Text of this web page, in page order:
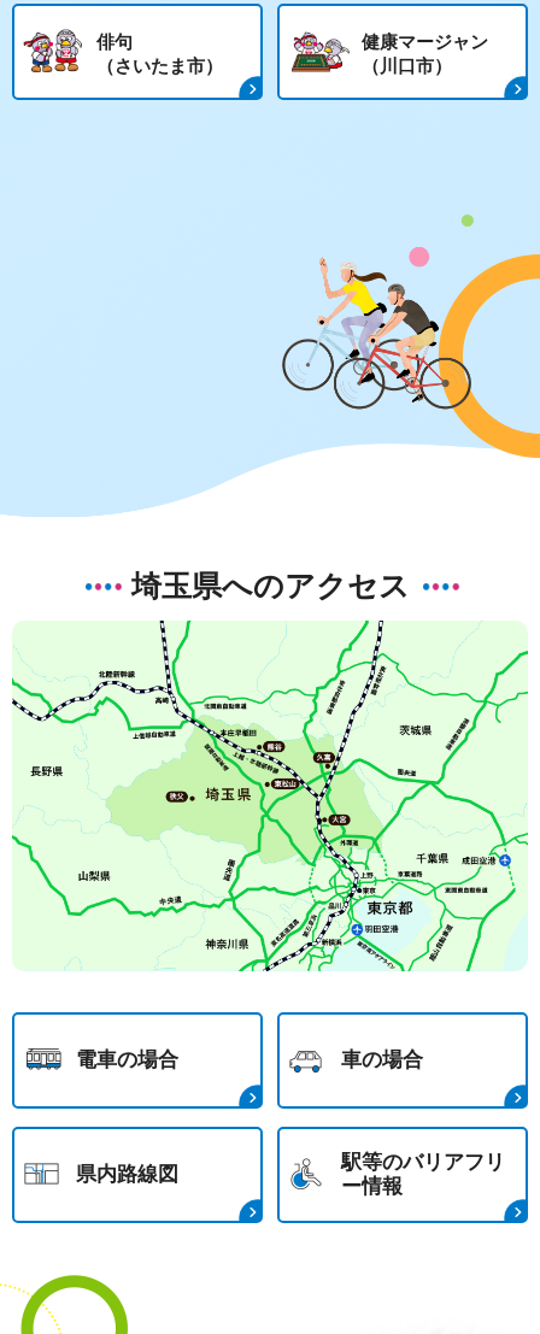
俳句
（さいたま市）
健康マージャン
（川口市）
埼玉県へのアクセス
電車の場合 車の場合
県内路線図
駅等のバリアフリ
ー情報